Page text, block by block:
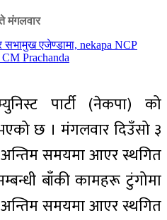
मंगलवार
पार्टी (नेकपा) को
छ । मंगलवार दिउँसो ३
समयमा आएर स्थगित
बाँकी कामहरू टुंगोमा
समयमा आएर स्थगित